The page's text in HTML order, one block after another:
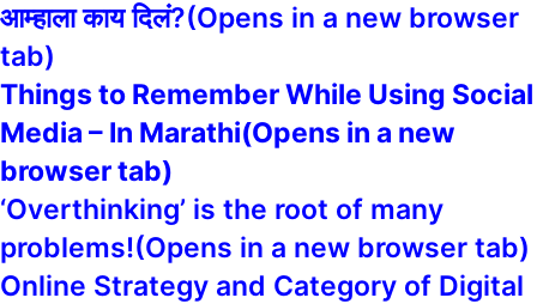
आम्हाला काय दिलं?(Opens in a new browser
tab)
Things to Remember While Using Social
Media – In Marathi(Opens in a new
browser tab)
‘Overthinking’ is the root of many
problems!(Opens in a new browser tab)
Online Strategy and Category of Digital